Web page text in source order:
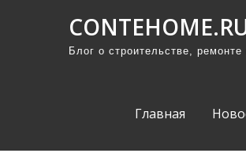
Блог о строительстве,
Главная